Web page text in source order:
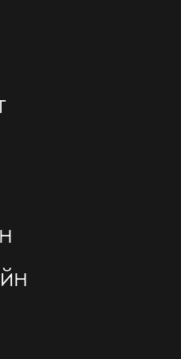
рублей, порадуй себя и